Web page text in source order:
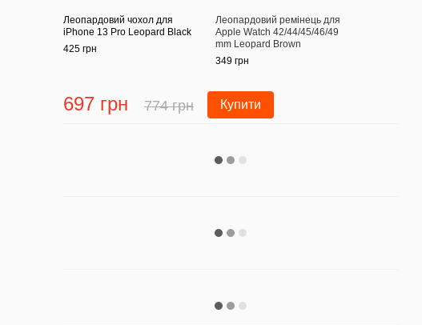
Леопардовий чохол для
iPhone 13 Pro Leopard Black
425 грн
Леопардовий ремінець для
Apple Watch 42/44/45/46/49
mm Leopard Brown
349 грн
697 грн 774 грн Купити